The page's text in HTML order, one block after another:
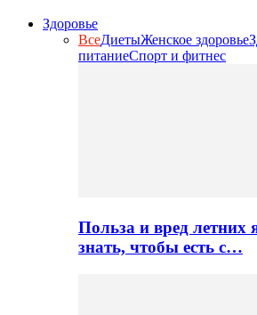
Здоровье
ВсеДиетыЖенское здоровье
питаниеСпорт и фитнес
Польза и вред летних
знать, чтобы есть с…